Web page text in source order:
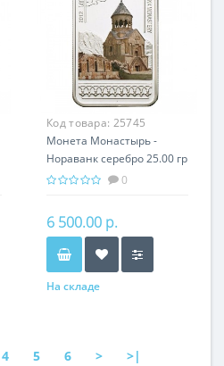
Код товара: 25745
Монета Монастырь -
Нораванк серебро 25.00 гр
- православный подарок
0
6 500.00 р.
На складе
4 5 6 > >|